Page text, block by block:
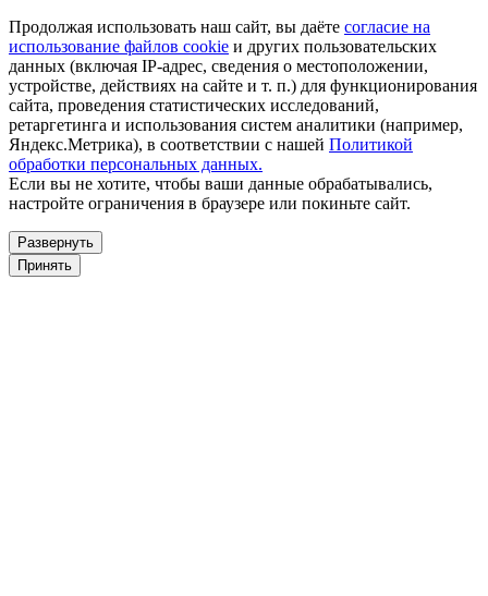
Продолжая использовать наш сайт, вы даёте согласие на
использование файлов cookie и других пользовательских
данных (включая IP-адрес, сведения о местоположении,
устройстве, действиях на сайте и т. п.) для функционирования
сайта, проведения статистических исследований,
ретаргетинга и использования систем аналитики (например,
Яндекс.Метрика), в соответствии с нашей Политикой
обработки персональных данных.
Если вы не хотите, чтобы ваши данные обрабатывались,
настройте ограничения в браузере или покиньте сайт.
Развернуть
Принять